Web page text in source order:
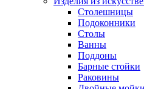
Столешницы
Подоконники
Столы
Ванны
Поддоны
Барные стойки
Раковины